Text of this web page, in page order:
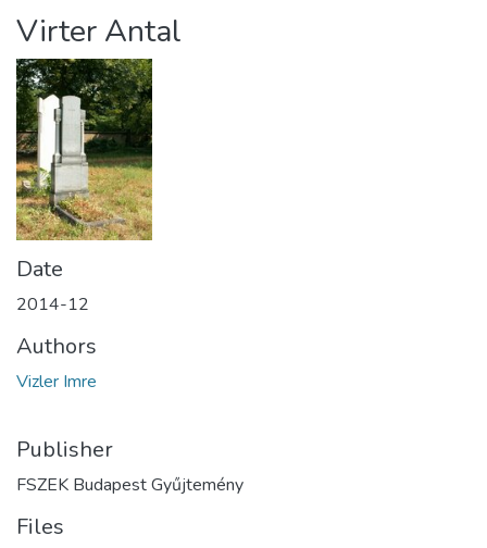
About us
Virter Antal
Date
2014-12
Authors
Vizler Imre
Publisher
FSZEK Budapest Gyűjtemény
Files